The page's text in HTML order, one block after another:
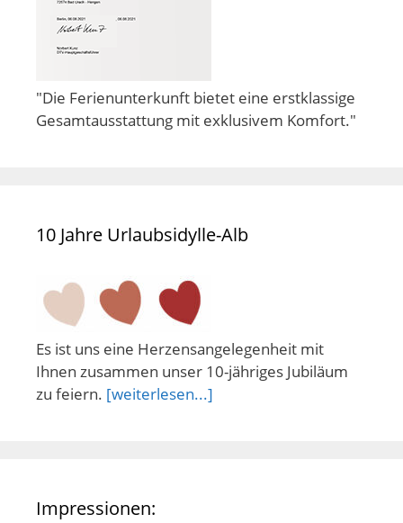
"Die Ferienunterkunft bietet eine erstklassige
Gesamtausstattung mit exklusivem Komfort."
10 Jahre Urlaubsidylle-Alb
Es ist uns eine Herzensangelegenheit mit
Ihnen zusammen unser 10-jähriges Jubiläum
zu feiern. [weiterlesen...]
Impressionen: